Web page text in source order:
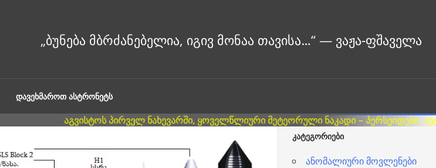
ᲓᲐᲕᲔᲮᲛᲐᲠᲝᲗ ᲐᲡᲢᲠᲝᲜᲔᲢᲡ
ᲙᲐᲢᲔᲒᲝᲠᲘᲔᲑᲘ
ანომალიური მოვლენები